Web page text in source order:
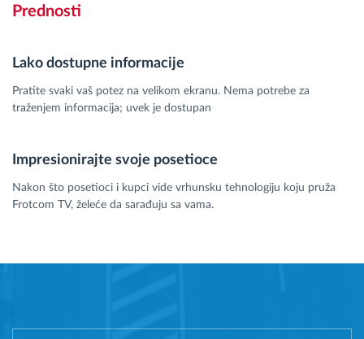
Prednosti
Lako dostupne informacije
Pratite svaki vaš potez na velikom ekranu. Nema potrebe za
traženjem informacija; uvek je dostupan
Impresionirajte svoje posetioce
Nakon što posetioci i kupci vide vrhunsku tehnologiju koju pruža
Frotcom TV, želeće da sarađuju sa vama.